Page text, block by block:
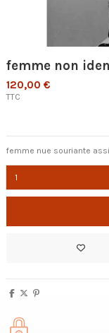
femme non
120,00 €
TTC
femme nue souriante